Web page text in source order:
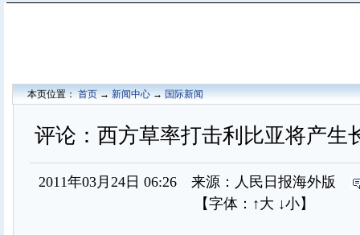
本页位置：首页→新闻中心→国际新闻
评论：西方草率打击利比亚将产生
2011年03月24日 06:26 来源：人民日报海外版
【字体： ↑大 ↓小】